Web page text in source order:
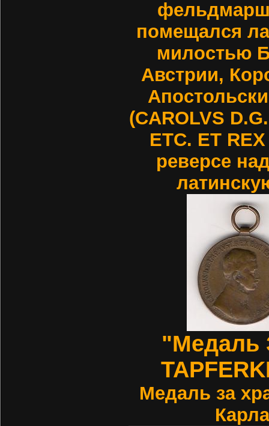
помещался
милостью
Австрии,
(CAROLVS
ETC. ET
реверсе
"Медаль
Медаль за